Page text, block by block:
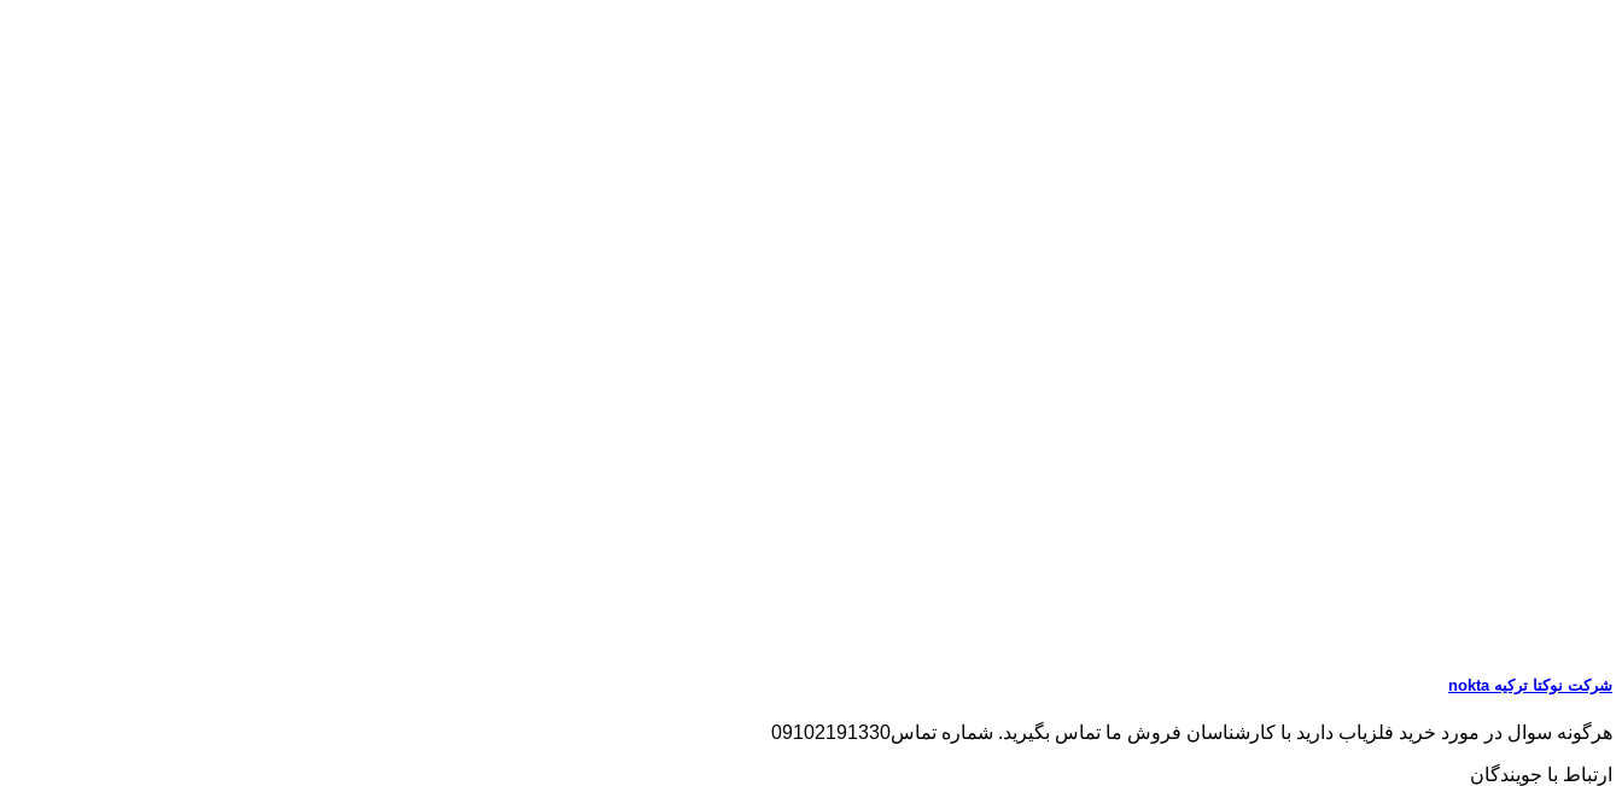
شرکت نوکتا ترکیه nokta
هرگونه سوال در مورد خرید فلزیاب دارید با کارشناسان فروش ما تماس بگیرید. شماره تماس09102191330
ارتباط با جویندگان